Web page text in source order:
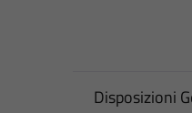
Disposizioni